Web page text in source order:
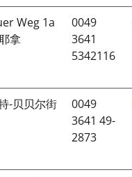
Weg 1a
拿
0049
3641
5342116
-贝贝尔街
0049
3641 49-
2873